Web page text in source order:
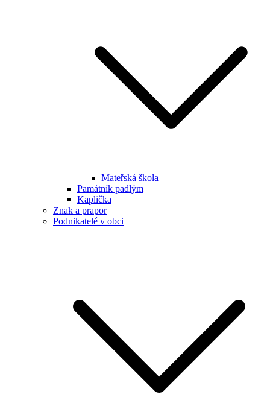
Mateřská škola
Památník padlým
Kaplička
Znak a prapor
Podnikatelé v obci